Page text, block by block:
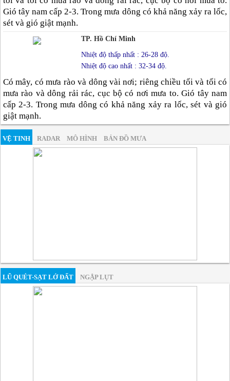
Gió tây nam cấp 2-3. Trong mưa dông có khả năng xảy ra lốc,
sét và gió giật mạnh.
TP. Hồ Chí Minh
Nhiệt độ thấp nhất : 26-28 độ.
Nhiệt độ cao nhất : 32-34 độ.
Có mây, có mưa rào và dông vài nơi; riêng chiều tối và tối có
mưa rào và dông rải rác, cục bộ có nơi mưa to. Gió tây nam
cấp 2-3. Trong mưa dông có khả năng xảy ra lốc, sét và gió
giật mạnh.
VỆ TINH RADAR MÔ HÌNH BẢN ĐỒ MƯA
LŨ QUÉT-SẠT LỞ ĐẤT NGẬP LỤT